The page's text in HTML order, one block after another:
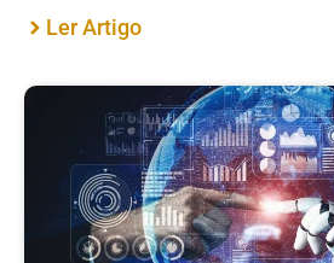
Ler Artigo